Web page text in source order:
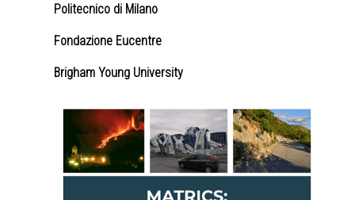
Politecnico di Milano
Fondazione Eucentre
Brigham Young University